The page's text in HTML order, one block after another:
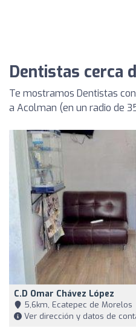
Dentistas cerca
Te mostramos Dentistas
a Acolman (en un radio de
C.D Omar Chávez López
5,6km, Ecatepec de Morelos
Ver dirección y datos de